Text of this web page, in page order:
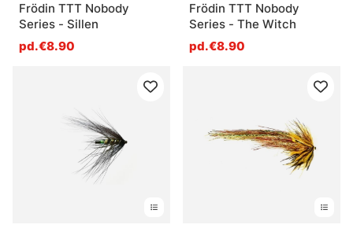
Frödin TTT Nobody
Series - Sillen
pd.€8.90
Frödin TTT Nobody
Series - The Witch
pd.€8.90